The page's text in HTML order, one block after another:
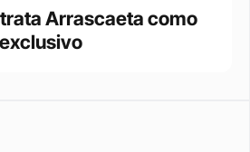
Arrascaeta como